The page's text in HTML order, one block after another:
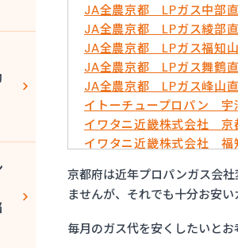
JA全農京都 LPガス中部
JA全農京都 LPガス綾部
JA全農京都 LPガス福知
JA全農京都 LPガス舞鶴
JA全農京都 LPガス峰山
イトーチュープロパン 宇
イワタニ近畿株式会社 京
イワタニ近畿株式会社 福
ミライフ西日本株式会社
ヤサカ商事株式会社
ヤサカ商事株式会社 久世
ヤサカ商事株式会社 山科
京都府は近年プロパンガス会
ませんが、それでも十分お安
毎月のガス代を安くしたいと